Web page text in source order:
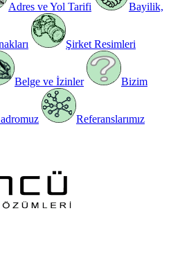
Adres ve Yol Tarifi Bayilik,
Şirket Resimleri
Belge ve İzinler Bizim
Referanslarımız